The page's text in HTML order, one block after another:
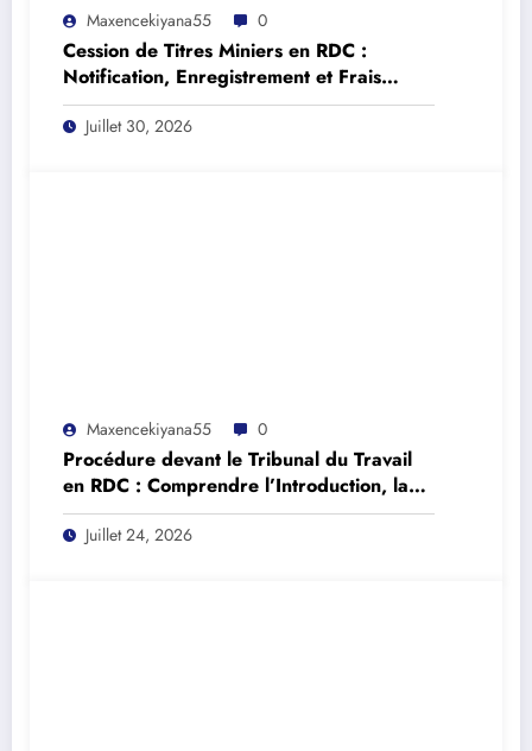
Maxencekiyana55 0
Cession de Titres Miniers en RDC :
Notification, Enregistrement et Frais
(Article 380 du Règlement Minier)
Juillet 30, 2026
Maxencekiyana55 0
Procédure devant le Tribunal du Travail
en RDC : Comprendre l’Introduction, la
Continuation et les Délais Légaux (Loi n°
016/2002)
Juillet 24, 2026